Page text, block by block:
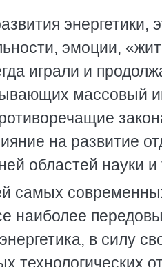
энергетики,
эмоции,
играли и
массовый
на развитие
областей науки и
самых
наиболее
в силу
технологических